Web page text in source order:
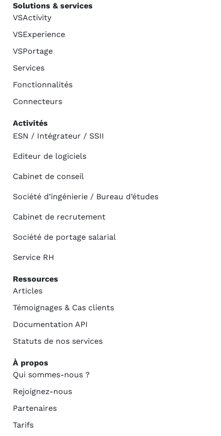
Solutions & services
VSActivity
VSExperience
VSPortage
Services
Fonctionnalités
Connecteurs
Activités
ESN / Intégrateur / SSII
Editeur de logiciels
Cabinet de conseil
Société d’ingénierie / Bureau d’études
Cabinet de recrutement
Société de portage salarial
Service RH
Ressources
Articles
Témoignages & Cas clients
Documentation API
Statuts de nos services
À propos
Qui sommes-nous ?
Rejoignez-nous
Partenaires
Tarifs